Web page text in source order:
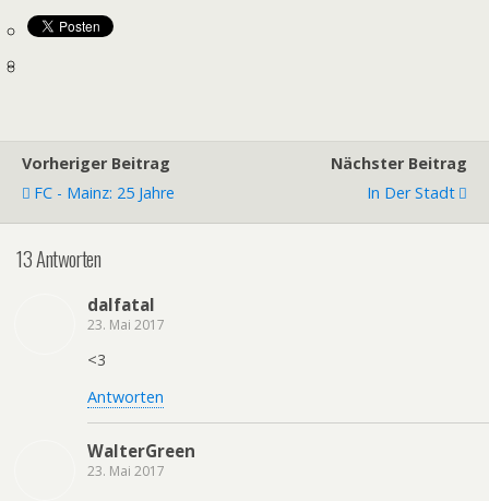
Vorheriger Beitrag
FC - Mainz: 25 Jahre
Nächster Beitrag
In Der Stadt
13 Antworten
dalfatal
23. Mai 2017
<3
Antworten
WalterGreen
23. Mai 2017